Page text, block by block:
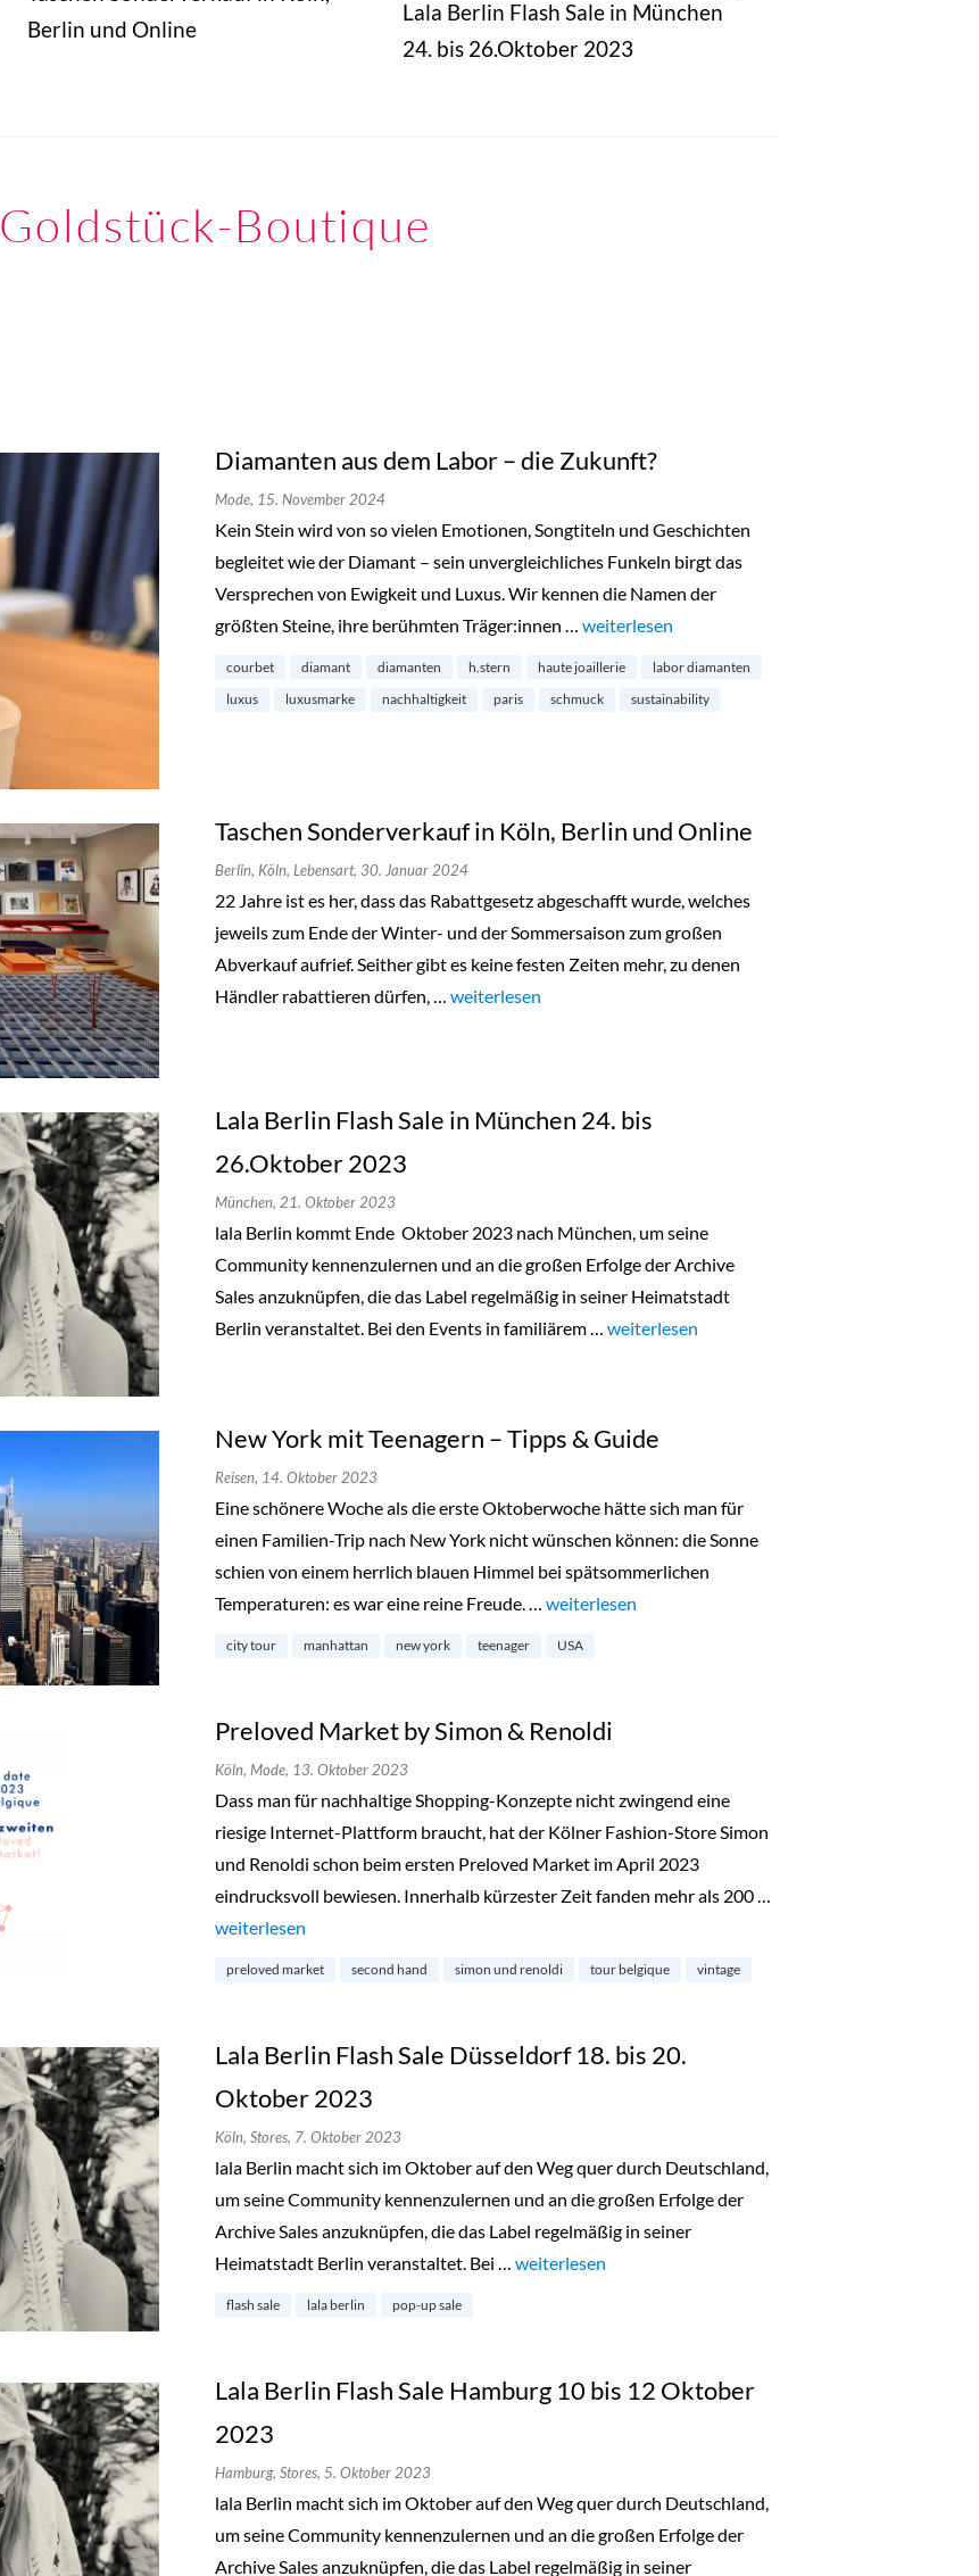
Berlin und Online
Lala Berlin Flash Sale in München
24. bis 26.Oktober 2023
Goldstück-Boutique
Diamanten aus dem Labor – die Zukunft?
Mode, 15. November 2024
Kein Stein wird von so vielen Emotionen, Songtiteln und Geschichten
begleitet wie der Diamant – sein unvergleichliches Funkeln birgt das
Versprechen von Ewigkeit und Luxus. Wir kennen die Namen der
größten Steine, ihre berühmten Träger:innen … „Diamanten aus dem Labor – die Zukunft?“
weiterlesen
courbet diamant diamanten h.stern haute joaillerie
labor diamanten
luxus
luxusmarke nachhaltigkeit paris schmuck sustainability
Taschen Sonderverkauf in Köln, Berlin und Online
Berlin, Köln, Lebensart, 30. Januar 2024
22 Jahre ist es her, dass das Rabattgesetz abgeschafft wurde, welches
jeweils zum Ende der Winter- und der Sommersaison zum großen
Abverkauf aufrief. Seither gibt es keine festen Zeiten mehr, zu denen
Händler rabattieren dürfen, … „Taschen Sonderverkauf in Köln, Berlin und Online“
weiterlesen
Lala Berlin Flash Sale in München 24. bis
26.Oktober 2023
München, 21. Oktober 2023
lala Berlin kommt Ende Oktober 2023 nach München, um seine
Community kennenzulernen und an die großen Erfolge der Archive
Sales anzuknüpfen, die das Label regelmäßig in seiner Heimatstadt
Berlin veranstaltet. Bei den Events in familiärem … „Lala Berlin Flash Sale in München 24. bis
weiterlesen
New York mit Teenagern – Tipps & Guide
Reisen, 14. Oktober 2023
Eine schönere Woche als die erste Oktoberwoche hätte sich man für
einen Familien-Trip nach New York nicht wünschen können: die Sonne
schien von einem herrlich blauen Himmel bei spätsommerlichen
Temperaturen: es war eine reine Freude. … „New York mit Teenagern – Tipps & Guide“
weiterlesen
city tour manhattan new york teenager USA
Preloved Market by Simon & Renoldi
Köln, Mode, 13. Oktober 2023
Dass man für nachhaltige Shopping-Konzepte nicht zwingend eine
riesige Internet-Plattform braucht, hat der Kölner Fashion-Store Simon
und Renoldi schon beim ersten Preloved Market im April 2023
eindrucksvoll bewiesen. Innerhalb kürzester Zeit fanden mehr als 200 …
„Preloved Market by Simon & Renoldi“
weiterlesen
preloved market second hand simon und renoldi tour belgique vintage
Lala Berlin Flash Sale Düsseldorf 18. bis 20.
Oktober 2023
Köln, Stores, 7. Oktober 2023
lala Berlin macht sich im Oktober auf den Weg quer durch Deutschland,
um seine Community kennenzulernen und an die großen Erfolge der
Archive Sales anzuknüpfen, die das Label regelmäßig in seiner
Heimatstadt Berlin veranstaltet. Bei … „Lala Berlin Flash Sale Düsseldorf 18. bis 20. Oktober 2023“
weiterlesen
flash sale lala berlin pop-up sale
Lala Berlin Flash Sale Hamburg 10 bis 12 Oktober
2023
Hamburg, Stores, 5. Oktober 2023
lala Berlin macht sich im Oktober auf den Weg quer durch Deutschland,
um seine Community kennenzulernen und an die großen Erfolge der
Archive Sales anzuknüpfen, die das Label regelmäßig in seiner